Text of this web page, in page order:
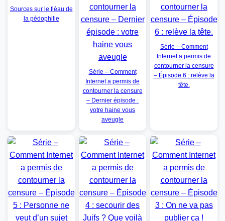
Sources sur le fléau de
la pédophilie
Série – Comment
Internet a permis de
contourner la censure
– Dernier épisode :
votre haine vous
aveugle
Série – Comment
Internet a permis de
contourner la censure
– Épisode 6 : relève la
tête.